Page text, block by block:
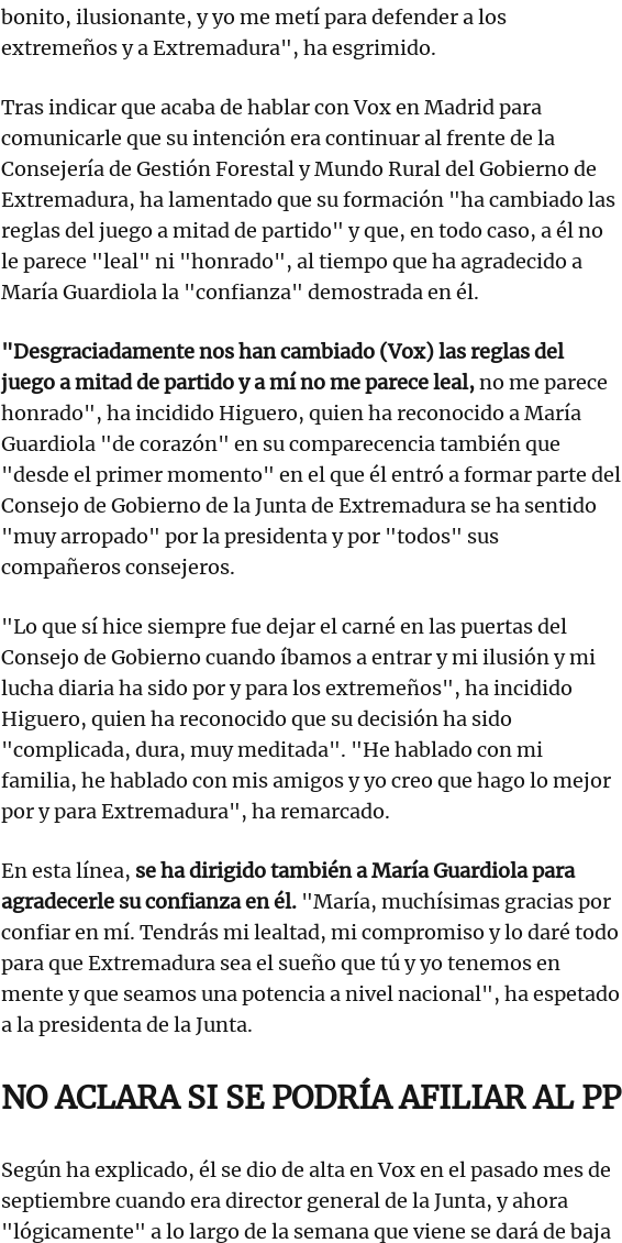
bonito, ilusionante, y yo me metí para defender a los
extremeños y a Extremadura", ha esgrimido.
Tras indicar que acaba de hablar con Vox en Madrid para
comunicarle que su intención era continuar al frente de la
Consejería de Gestión Forestal y Mundo Rural del Gobierno de
Extremadura, ha lamentado que su formación "ha cambiado las
reglas del juego a mitad de partido" y que, en todo caso, a él no
le parece "leal" ni "honrado", al tiempo que ha agradecido a
María Guardiola la "confianza" demostrada en él.
"Desgraciadamente nos han cambiado (Vox) las reglas del
juego a mitad de partido y a mí no me parece leal,no me parece
honrado", ha incidido Higuero, quien ha reconocido a María
Guardiola "de corazón" en su comparecencia también que
"desde el primer momento" en el que él entró a formar parte del
Consejo de Gobierno de la Junta de Extremadura se ha sentido
"muy arropado" por la presidenta y por "todos" sus
compañeros consejeros.
"Lo que sí hice siempre fue dejar el carné en las puertas del
Consejo de Gobierno cuando íbamos a entrar y mi ilusión y mi
lucha diaria ha sido por y para los extremeños", ha incidido
Higuero, quien ha reconocido que su decisión ha sido
"complicada, dura, muy meditada". "He hablado con mi
familia, he hablado con mis amigos y yo creo que hago lo mejor
por y para Extremadura", ha remarcado.
En esta línea, se ha dirigido también a María Guardiola para
agradecerle su confianza en él. "María, muchísimas gracias por
confiar en mí. Tendrás mi lealtad, mi compromiso y lo daré todo
para que Extremadura sea el sueño que tú y yo tenemos en
mente y que seamos una potencia a nivel nacional", ha espetado
a la presidenta de la Junta.
NO ACLARA SI SE PODRÍA AFILIAR AL PP
Según ha explicado, él se dio de alta en Vox en el pasado mes de
septiembre cuando era director general de la Junta, y ahora
"lógicamente" a lo largo de la semana que viene se dará de baja